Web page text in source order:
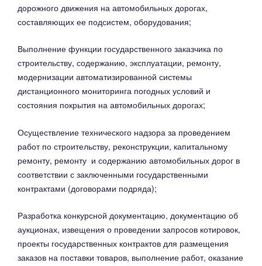
дорожного движения на автомобильных дорогах,
составляющих ее подсистем, оборудования;
Выполнение функции государственного заказчика по
строительству, содержанию, эксплуатации, ремонту,
модернизации автоматизированной системы
дистанционного мониторинга погодных условий и
состояния покрытия на автомобильных дорогах;
Осуществление технического надзора за проведением
работ по строительству, реконструкции, капитальному
ремонту, ремонту и содержанию автомобильных дорог в
соответствии с заключенными государственными
контрактами (договорами подряда);
Разработка конкурсной документацию, документацию об
аукционах, извещения о проведении запросов котировок,
проекты государственных контрактов для размещения
заказов на поставки товаров, выполнение работ, оказание